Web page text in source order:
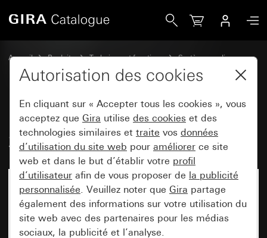
Accueil Produits Technique et fonctions
Systèmes radio
autres systèmes radio
Émetteur mural radio EnOcean
2x System 55
Autorisation des cookies
En cliquant sur « Accepter tous les cookies », vous
acceptez que Gira utilise des cookies et des
technologies similaires et traite vos données
d’utilisation du site web pour améliorer ce site
web et dans le but d’établir votre profil
d’utilisateur afin de vous proposer de la publicité
personnalisée. Veuillez noter que Gira partage
également des informations sur votre utilisation du
site web avec des partenaires pour les médias
sociaux, la publicité et l’analyse.